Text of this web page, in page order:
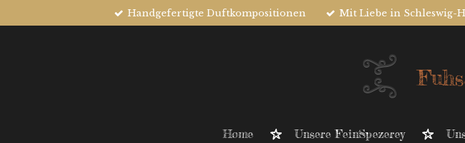
Handgefertigte Duftkompositionen Mit Liebe in Schleswig-
Home Unsere FeinSpezerey